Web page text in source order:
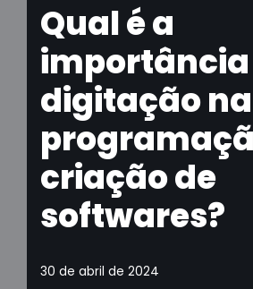
Qual é a
digitação na
criação de
softwares?
30 de abril de 2024